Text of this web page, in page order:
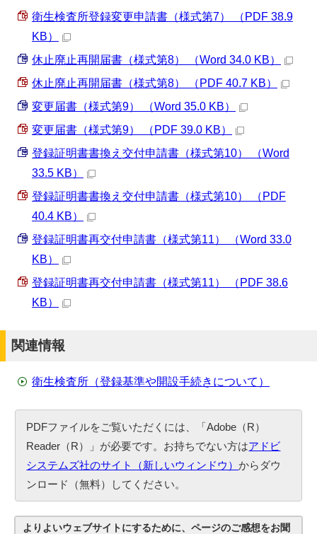
衛生検査所登録変更申請書（様式第7） （PDF 38.9
KB）
休止廃止再開届書（様式第8） （Word 34.0 KB）
休止廃止再開届書（様式第8） （PDF 40.7 KB）
変更届書（様式第9） （Word 35.0 KB）
変更届書（様式第9） （PDF 39.0 KB）
登録証明書書換え交付申請書（様式第10） （Word
33.5 KB）
登録証明書書換え交付申請書（様式第10） （PDF
40.4 KB）
登録証明書再交付申請書（様式第11） （Word 33.0
KB）
登録証明書再交付申請書（様式第11） （PDF 38.6
KB）
関連情報
衛生検査所（登録基準や開設手続きについて）
PDFファイルをご覧いただくには、「Adobe（R）
Reader（R）」が必要です。お持ちでない方はアドビ
システムズ社のサイト（新しいウィンドウ）からダウ
ンロード（無料）してください。
よりよいウェブサイトにするために、ページのご感想をお聞